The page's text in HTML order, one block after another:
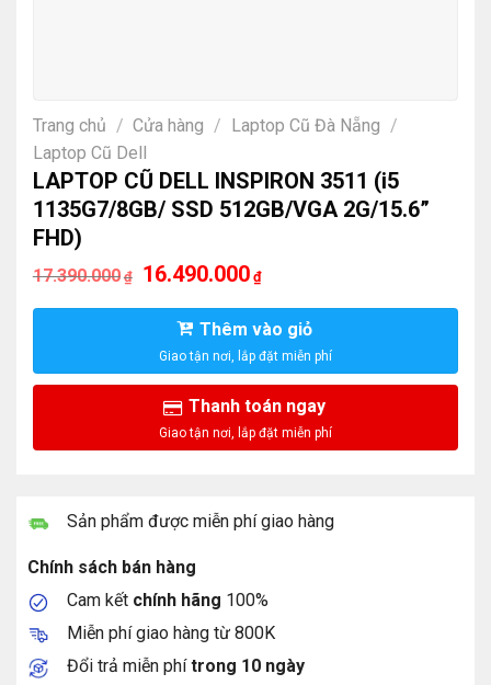
Trang chủ / Cửa hàng / Laptop Cũ Đà Nẵng /
Laptop Cũ Dell
LAPTOP CŨ DELL INSPIRON 3511 (i5
1135G7/8GB/ SSD 512GB/VGA 2G/15.6”
FHD)
17.390.000 ₫
Giá
gốc
là:
17.390.000₫.
16.490.000 ₫Giá
hiện
tại
là:
16.490.000₫.
Thêm vào giỏ
Thanh toán ngay
Sản phẩm được miễn phí giao hàng
Chính sách bán hàng
Cam kết chính hãng 100%
Miễn phí giao hàng từ 800K
Đổi trả miễn phítrong 10 ngày